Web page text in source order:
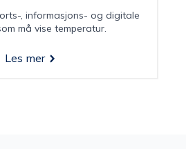
, informasjons- og digitale
må vise temperatur.
Les mer